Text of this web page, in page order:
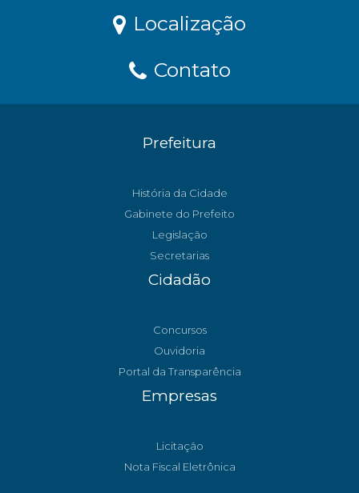
Localização
Contato
Prefeitura
História da Cidade
Gabinete do Prefeito
Legislação
Secretarias
Cidadão
Concursos
Ouvidoria
Portal da Transparência
Empresas
Licitação
Nota Fiscal Eletrônica